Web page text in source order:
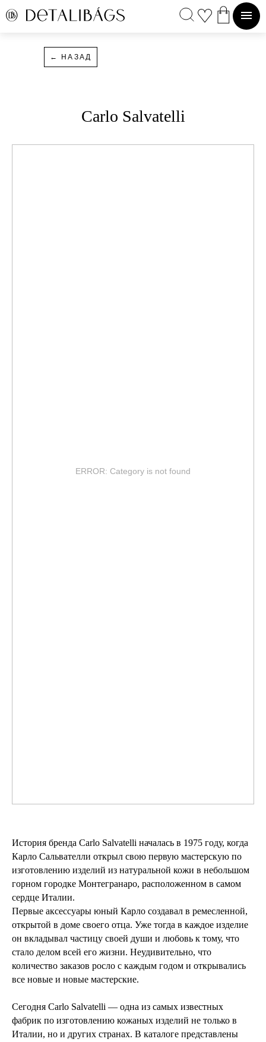
DETALIBAGS
← НАЗАД
Carlo Salvatelli
ERROR: Category is not found
История бренда Carlo Salvatelli началась в 1975 году, когда
Карло Сальвателли открыл свою первую мастерскую по
изготовлению изделий из натуральной кожи в небольшом
горном городке Монтегранаро, расположенном в самом
сердце Италии.
Первые аксессуары юный Карло создавал в ремесленной,
открытой в доме своего отца. Уже тогда в каждое изделие
он вкладывал частицу своей души и любовь к тому, что
стало делом всей его жизни. Неудивительно, что
количество заказов росло с каждым годом и открывались
все новые и новые мастерские.
Сегодня Carlo Salvatelli — одна из самых известных
фабрик по изготовлению кожаных изделий не только в
Италии, но и других странах. В каталоге представлены